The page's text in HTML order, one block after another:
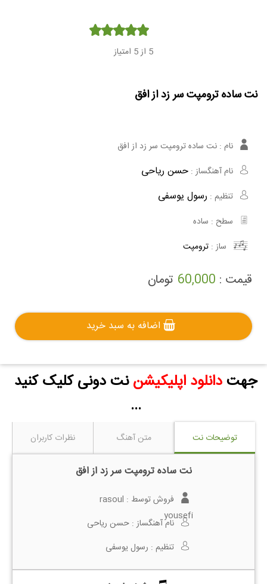
5 از 5 امتیاز
نت ساده ترومپت سر زد از افق
نام : نت ساده ترومپت سر زد از افق
نام آهنگساز : حسن ریاحی
تنظیم : رسول یوسفی
سطح : ساده
ساز : ترومپت
قیمت : 60,000 تومان
اضافه به سبد خرید
جهتدانلود اپلیکیشن نت دونی کلیک کنید
...
توضیحات نت متن آهنگ نظرات کاربران
نت ساده ترومپت سر زد از افق
فروش توسط : rasoul
yousefi
نام آهنگساز : حسن ریاحی
تنظیم : رسول یوسفی